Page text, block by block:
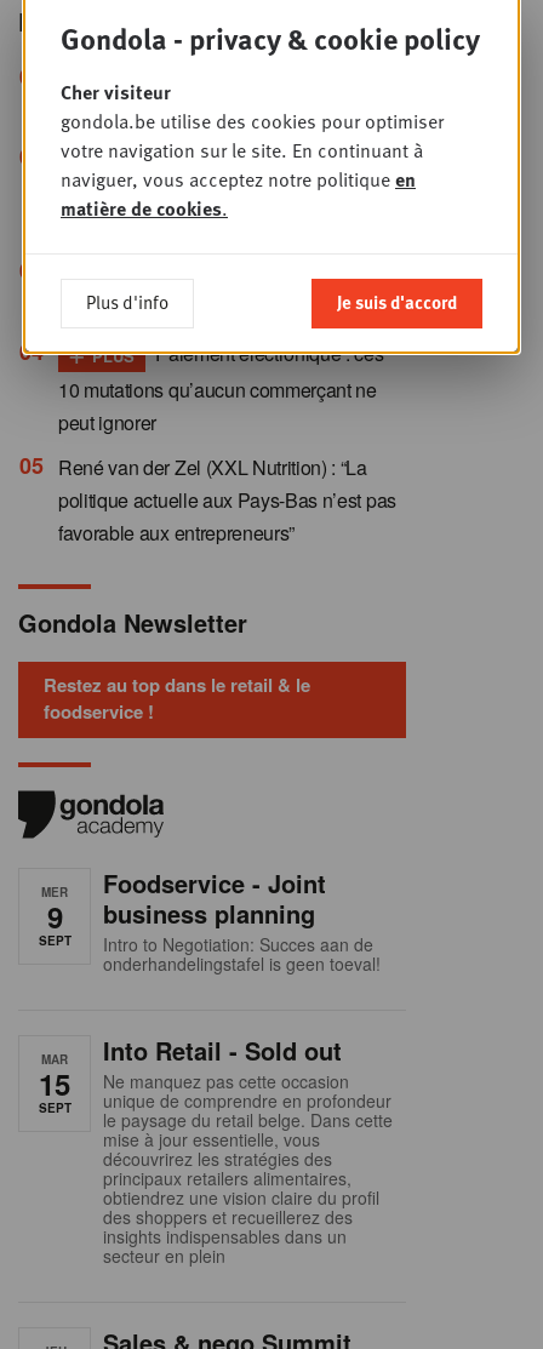
Les plus lus
+ PLUS
ou une habile montée en gamme ?
+ PLUS
“Le retail media crée
l’intention, le terrain la transforme en
vente”
+ PLUS
Publicité en magasin : les
franchisés veulent reprendre la main
+ PLUS
Paiement électronique : ces
10 mutations qu’aucun commerçant ne
peut ignorer
René van der Zel (XXL Nutrition) : “La
politique actuelle aux Pays-Bas n’est pas
favorable aux entrepreneurs”
Gondola Newsletter
Restez au top dans le retail & le
foodservice !
MER
9
SEPT
Foodservice - Joint
business planning
Intro to Negotiation: Succes aan de
onderhandelingstafel is geen toeval!
MAR
15
SEPT
Into Retail - Sold out
Ne manquez pas cette occasion
unique de comprendre en profondeur
le paysage du retail belge. Dans cette
mise à jour essentielle, vous
découvrirez les stratégies des
principaux retailers alimentaires,
obtiendrez une vision claire du profil
des shoppers et recueillerez des
insights indispensables dans un
secteur en plein
Gondola - privacy & cookie policy
Cher visiteur
gondola.be utilise des cookies pour optimiser
votre navigation sur le site. En continuant à
naviguer, vous acceptez notre politiqueen
matière de cookies.
Plus d'info Je suis d'accord